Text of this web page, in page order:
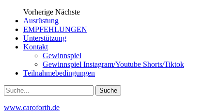
Vorherige Nächste
Ausrüstung
EMPFEHLUNGEN
Unterstützung
Kontakt
Gewinnspiel
Gewinnspiel Instagram/Youtube Shorts/Tiktok
Teilnahmebedingungen
www.caroforth.de